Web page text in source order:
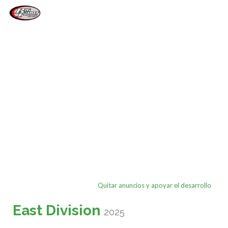
Quitar anuncios y apoyar el desarrollo
East Division 2025